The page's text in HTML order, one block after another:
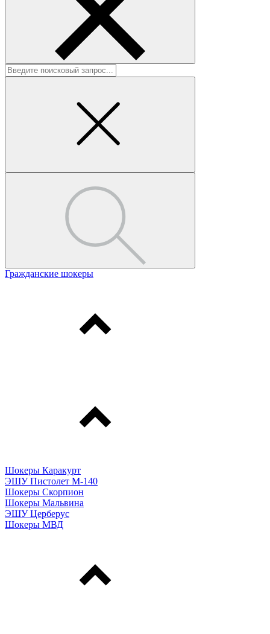
Гражданские шокеры
Шокеры Каракурт
ЭШУ Пистолет М-140
Шокеры Скорпион
Шокеры Мальвина
ЭШУ Церберус
Шокеры МВД